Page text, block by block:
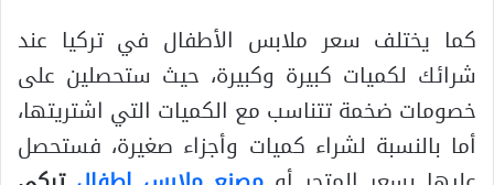
كما يختلف سعر ملابس الأطفال في تركيا عند
شرائك لكميات كبيرة وكبيرة، حيث ستحصلين على
خصومات ضخمة تتناسب مع الكميات التي اشتريتها،
أما بالنسبة لشراء كميات وأجزاء صغيرة، فستحصل